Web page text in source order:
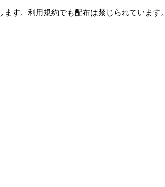
す。利用規約でも配布は禁じられています。